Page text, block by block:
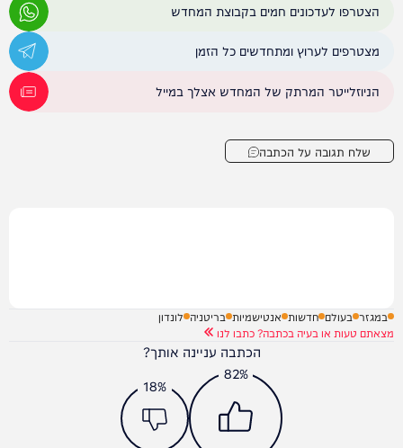
הצטרפו לעדכונים חמים בקבוצת המחדש
מצטרפים לערוץ ומתחדשים כל הזמן
הניוזלייטר המרתק של המחדש אצלך במייל
שלח תגובה על הכתבה
במגזר בעולם חדשות אנטישמיות בריטניה לונדון
מצאתם טעות או בעיה בכתבה? כתבו לנו
הכתבה עניינה אותך?
82%
18%